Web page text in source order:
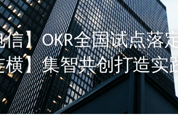
】OKR全国试点落
横】集智共创打造实